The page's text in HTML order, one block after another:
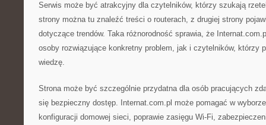
Serwis może być atrakcyjny dla czytelników, którzy szukają
strony można tu znaleźć treści o routerach, z drugiej strony
dotyczące trendów. Taka różnorodność sprawia, że
osoby rozwiązujące konkretny problem, jak i czytelników, którzy
wiedzę.
Strona może być szczególnie przydatna dla osób pracujących
się bezpieczny dostęp. Internat.com.pl może pomagać w
konfiguracji domowej sieci, poprawie zasięgu Wi-Fi,